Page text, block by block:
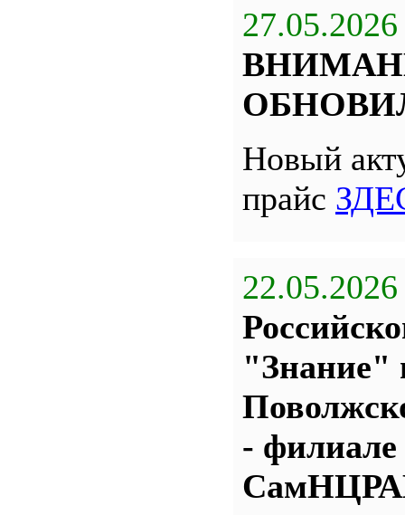
27.05.2026
Новый
прайс
22.05.2026
"Знание"
- филиале